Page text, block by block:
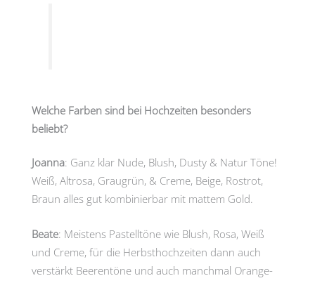
Welche Farben sind bei Hochzeiten besonders
beliebt?
Joanna: Ganz klar Nude, Blush, Dusty & Natur Töne!
Weiß, Altrosa, Graugrün, & Creme, Beige, Rostrot,
Braun alles gut kombinierbar mit mattem Gold.
Beate: Meistens Pastelltöne wie Blush, Rosa, Weiß
und Creme, für die Herbsthochzeiten dann auch
verstärkt Beerentöne und auch manchmal Orange-